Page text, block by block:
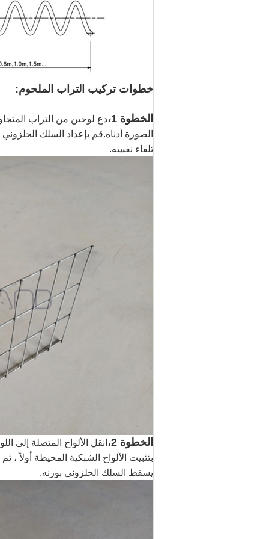
خطوات تركيب التراب الملحوم:
الخطوة 1،
الصورة أدناه.قم بإعداد السلك
تلقاء نفسه.
الخطوة 2،
انقل الألواح المتصلة إلى
بتثبيت الألواح الشبكية المحيطة أولاً
يسقط السلك الحلزوني بوزنه.